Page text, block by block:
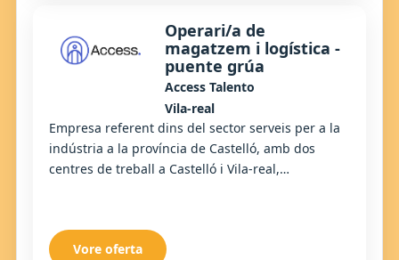
Operari/a de
magatzem i logística -
puente grúa
Access Talento
Vila-real
Empresa referent dins del sector serveis per a la
indústria a la província de Castelló, amb dos
centres de treball a Castelló i Vila-real,
Vore oferta